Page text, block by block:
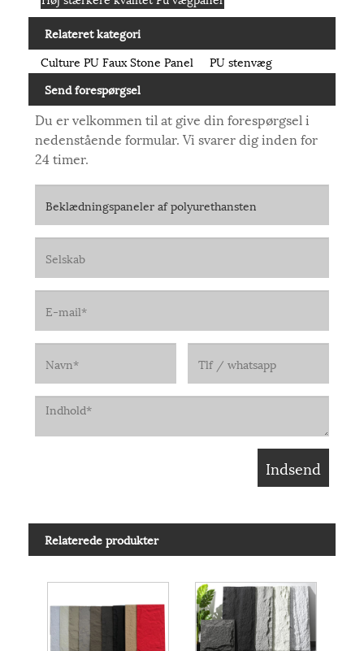
Relateret kategori
Culture PU Faux Stone Panel
PU stenvæg
Send forespørgsel
Du er velkommen til at give din forespørgsel i
nedenstående formular. Vi svarer dig inden for
24 timer.
Relaterede produkter